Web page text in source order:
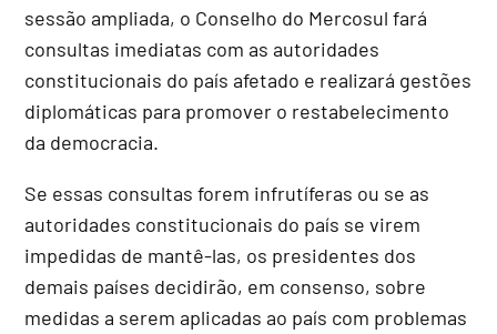
sessão ampliada, o Conselho do Mercosul fará
consultas imediatas com as autoridades
constitucionais do país afetado e realizará gestões
diplomáticas para promover o restabelecimento
da democracia.
Se essas consultas forem infrutíferas ou se as
autoridades constitucionais do país se virem
impedidas de mantê-las, os presidentes dos
demais países decidirão, em consenso, sobre
medidas a serem aplicadas ao país com problemas